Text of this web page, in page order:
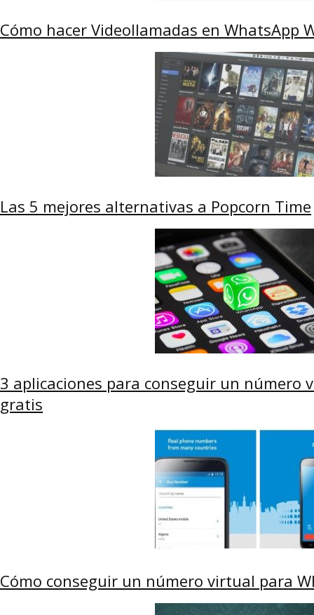
Cómo hacer Videollamadas en WhatsApp
Las 5 mejores alternativas a Popcorn Time
3 aplicaciones para conseguir un número
gratis
Cómo conseguir un número virtual para